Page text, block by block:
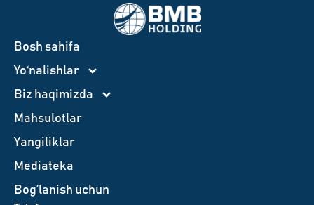
Bosh sahifa
Yo‘nalishlar
Biz haqimizda
Mahsulotlar
Yangiliklar
Mediateka
Bog’lanish uchun